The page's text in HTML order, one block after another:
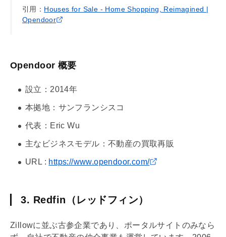
引用： Houses for Sale - Home Shopping, Reimagined |
Opendoor
Opendoor 概要
設立：2014年
本拠地：サンフランシスコ
代表：Eric Wu
主なビジネスモデル：不動産の買取再販
URL : https://www.opendoor.com/
3. Redfin（レッドフィン）
Zillowに並ぶ古参企業であり、ポータルサイトのみなら